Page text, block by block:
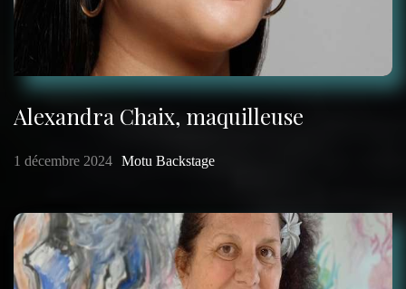
Alexandra Chaix, maquilleuse
1 décembre 2024 Motu Backstage